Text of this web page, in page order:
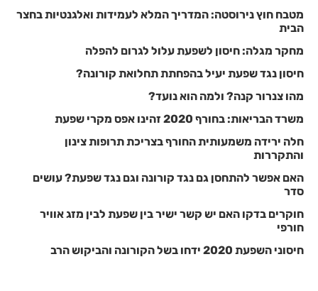
מטבח חוץ נירוסטה: המדריך המלא לעמידות ואלגנטיות בחצר
הבית
מחקר מגלה: חיסון לשפעת עלול לגרום להפלה
חיסון נגד שפעת יעיל בהפחתת תחלואת קורונה?
מהו צנרור קנה? ולמה הוא נועד?
משרד הבריאות: בחורף 2020 זהינו אפס מקרי שפעת
חלה ירידה משמעותית החורף בצריכת תרופות צינון
והתקררות
האם אפשר להתחסן גם נגד קורונה וגם נגד שפעת? עושים
סדר
חוקרים בדקו האם יש קשר ישיר בין שפעת לבין מזג אוויר
חורפי
חיסוני השפעת 2020 ידחו בשל הקורונה והביקוש הרב